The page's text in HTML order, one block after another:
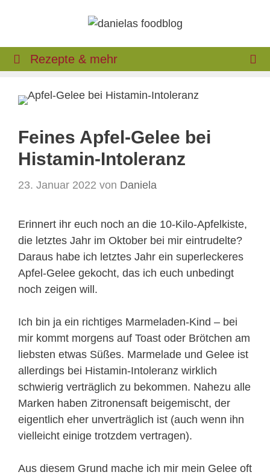
Rezepte & mehr
Feines Apfel-Gelee bei
Histamin-Intoleranz
23. Januar 2022 von Daniela
Erinnert ihr euch noch an die 10-Kilo-Apfelkiste,
die letztes Jahr im Oktober bei mir eintrudelte?
Daraus habe ich letztes Jahr ein superleckeres
Apfel-Gelee gekocht, das ich euch unbedingt
noch zeigen will.
Ich bin ja ein richtiges Marmeladen-Kind – bei
mir kommt morgens auf Toast oder Brötchen am
liebsten etwas Süßes. Marmelade und Gelee ist
allerdings bei Histamin-Intoleranz wirklich
schwierig verträglich zu bekommen. Nahezu alle
Marken haben Zitronensaft beigemischt, der
eigentlich eher unverträglich ist (auch wenn ihn
vielleicht einige trotzdem vertragen).
Aus diesem Grund mache ich mir mein Gelee oft